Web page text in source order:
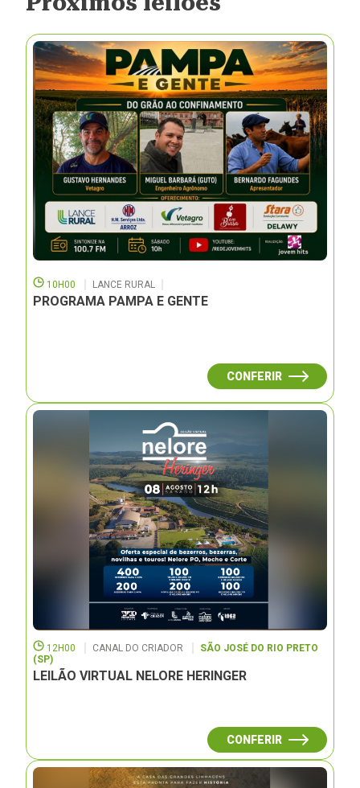
10H00 LANCE RURAL
PROGRAMA PAMPA E GENTE
CONFERIR
12H00 CANAL DO CRIADOR
SÃO JOSÉ DO RIO PRETO
(SP)
LEILÃO VIRTUAL NELORE HERINGER
CONFERIR